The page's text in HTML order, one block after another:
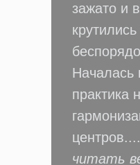
зажато и
крутились
Началась
практика
центров....
читать